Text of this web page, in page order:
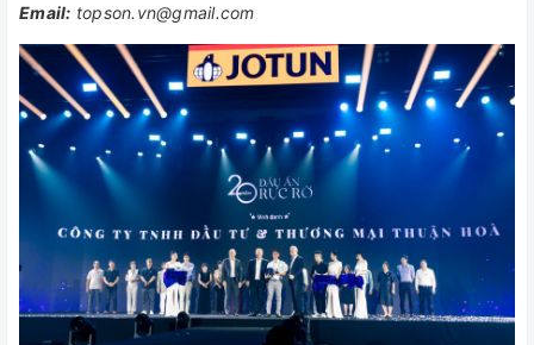
Email: topson.vn@gmail.com